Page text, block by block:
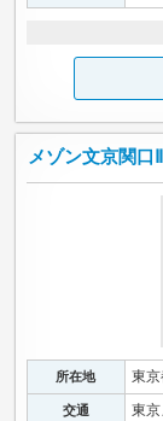
メゾン文京関口Ⅱ
所在地 東京
交通 東